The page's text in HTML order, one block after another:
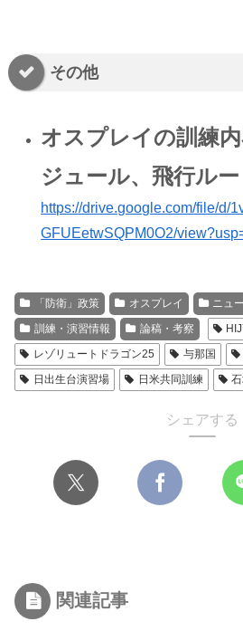
その他
オスプレイの訓練
ジュール、飛行ルー
https://drive.google.com/file/d/
GFUEetwSQPM0O2/
「防衛」政策 オスプレイ ニュ
訓練・演習情報
論稿・考察
レゾリュートドラゴン25
与那国
日出生台演習場
日米共同訓練
シェアする
関連記事